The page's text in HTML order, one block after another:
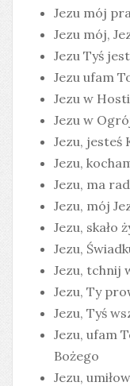
Jezu mój
Jezu mój,
Jezu Tyś
Jezu ufam
Jezu w
Jezu w
Jezu, jesteś
Jezu,
Jezu, ma
Jezu, mój
Jezu, skało
Jezu,
Jezu, tchnij
Jezu, Ty
Jezu, Tyś
Jezu, ufam
Bożego
Jezu,